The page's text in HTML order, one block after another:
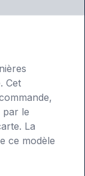
Cet
par le
La
ce modèle